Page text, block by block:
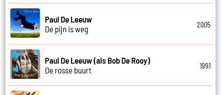
Paul De Leeuw
De pijn is weg
2005
Paul De Leeuw (als Bob De Rooy)
De rosse buurt
1991